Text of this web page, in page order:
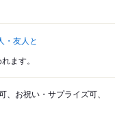
・友人と
ます。
、お祝い・サプライズ可、